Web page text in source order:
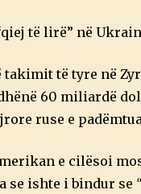
K
U
,
2
0
2
4
të lirë” në
takimit të tyre në
60 miliardë
ruse e
e cilësoi
se ishte i bindur se